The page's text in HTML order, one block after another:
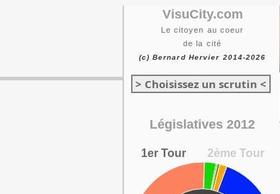
VisuCity.com
Le citoyen au coeur
de la cité
(c) Bernard Hervier 2014-2026
> Choisissez un scrutin <
Législatives 2012
1er Tour 2ème Tour